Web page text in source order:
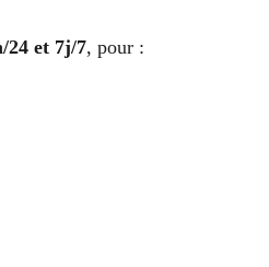
24 et 7j/7, pour :